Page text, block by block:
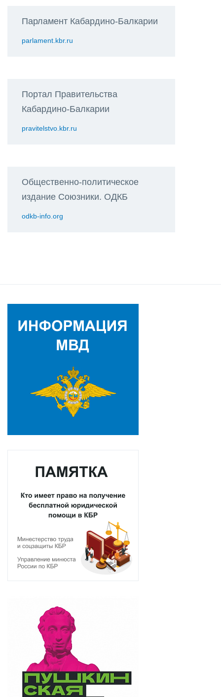
Парламент Кабардино-Балкарии
parlament.kbr.ru
Портал Правительства
Кабардино-Балкарии
pravitelstvo.kbr.ru
Общественно-политическое
издание Союзники. ОДКБ
odkb-info.org